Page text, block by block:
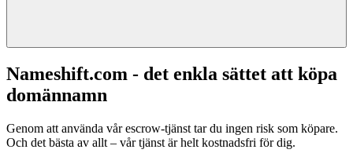
Nameshift.com - det enkla sättet att köpa
domännamn
Genom att använda vår escrow-tjänst tar du ingen risk som köpare.
Och det bästa av allt – vår tjänst är helt kostnadsfri för dig.